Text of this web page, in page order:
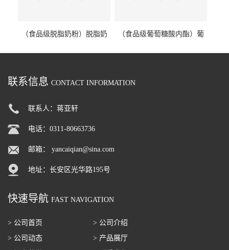
（食品级脱脂奶粉）脱脂奶
（食品级葡萄糖酸内酯）葡
联系信息 CONTACT INFORMATION
联系人：蒋亚轩
电话：0311-80663736
邮箱： yancaiqian@sina.com
地址：长安区光华路195号
快速导航 FAST NAVIGATION
> 公司首页
> 公司介绍
> 公司动态
> 产品展厅